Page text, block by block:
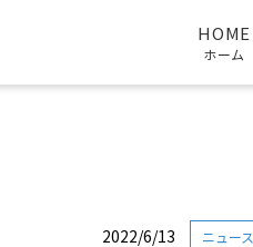
HOME
ホーム
2022/6/13 ニュース